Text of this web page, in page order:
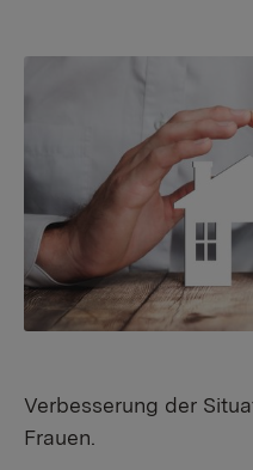
Verbesserung der
Frauen.